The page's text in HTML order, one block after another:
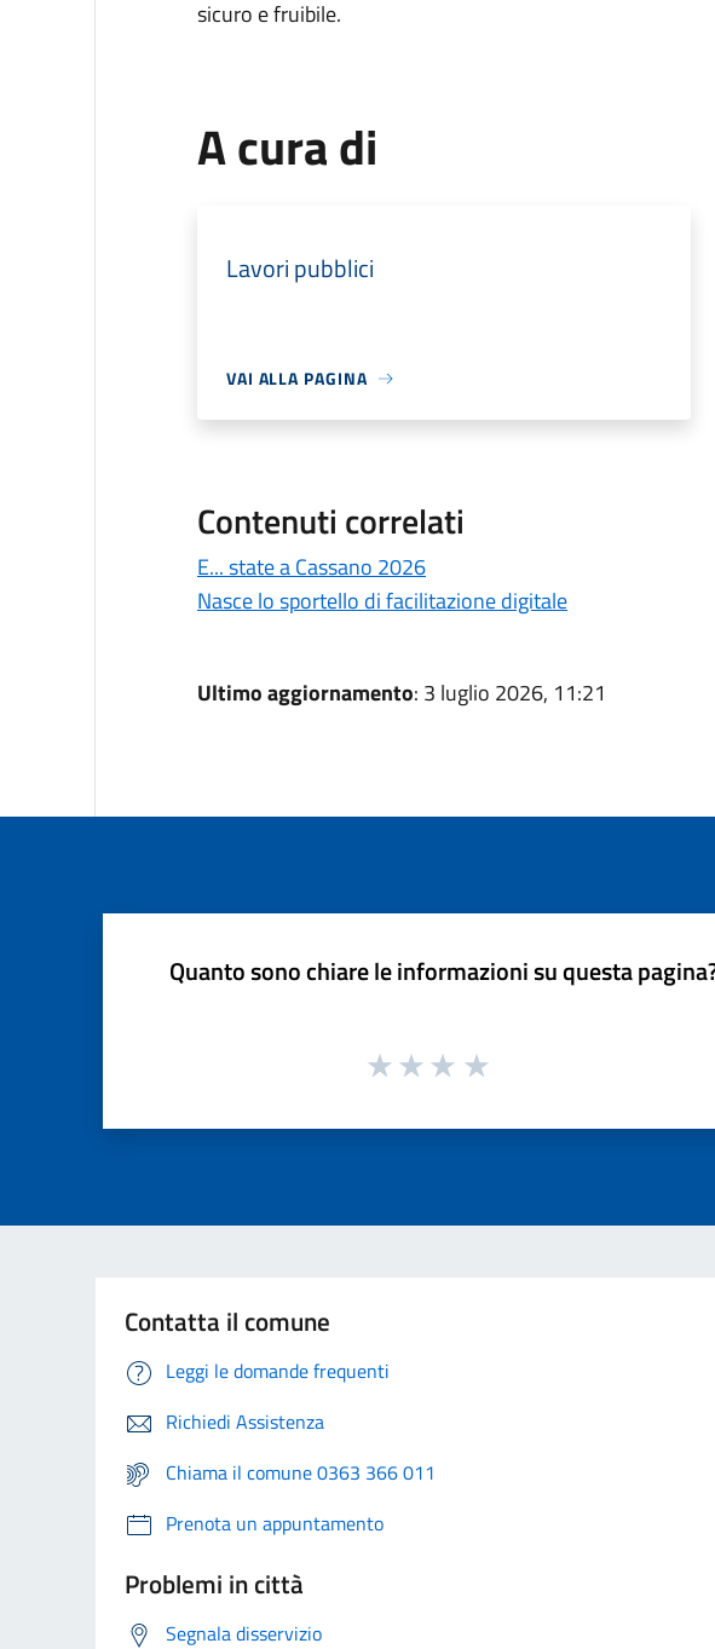
sicuro e fruibile.
A cura di
Lavori pubblici
VAI ALLA PAGINA
Contenuti correlati
E... state a Cassano 2026
Nasce lo sportello di facilitazione digitale
Ultimo aggiornamento: 3 luglio 2026, 11:21
Quanto sono chiare le informazioni su questa
Contatta il comune
Leggi le domande frequenti
Richiedi Assistenza
Chiama il comune 0363 366 011
Prenota un appuntamento
Problemi in città
Segnala disservizio